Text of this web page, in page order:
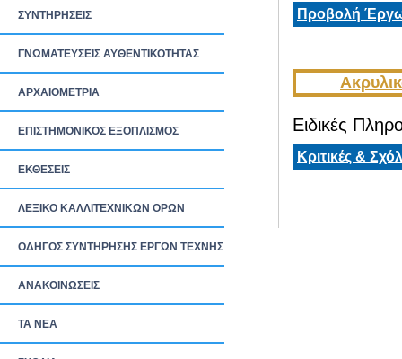
ΣΥΝΤΗΡΗΣΕΙΣ
ΓΝΩΜΑΤΕΥΣΕΙΣ ΑΥΘΕΝΤΙΚΟΤΗΤΑΣ
ΑΡΧΑΙΟΜΕΤΡΙΑ
ΕΠΙΣΤΗΜΟΝΙΚΟΣ ΕΞΟΠΛΙΣΜΟΣ
ΕΚΘΕΣΕΙΣ
ΛΕΞΙΚΟ ΚΑΛΛΙΤΕΧΝΙΚΩΝ ΟΡΩΝ
ΟΔΗΓΟΣ ΣΥΝΤΗΡΗΣΗΣ ΕΡΓΩΝ ΤΕΧΝΗΣ
ΑΝΑΚΟΙΝΩΣΕΙΣ
ΤΑ ΝEΑ
Προβολή
Ειδικές
Κριτικές &